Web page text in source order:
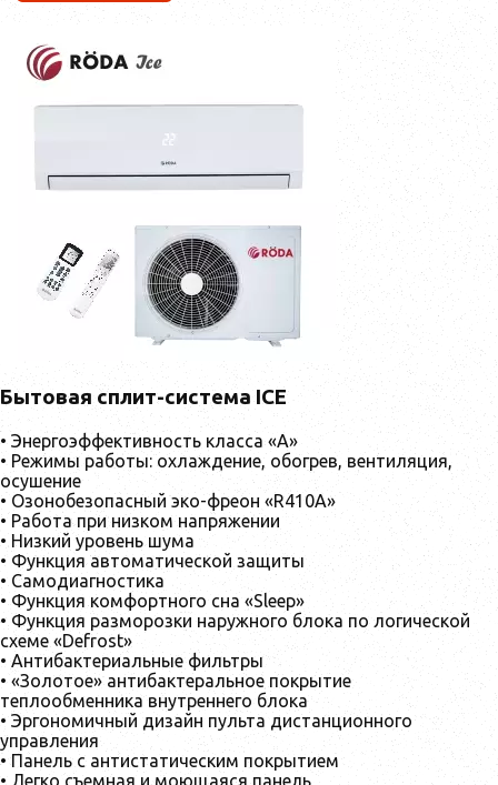
Бытовая сплит-система ICE
• Энергоэффективность класса «А»
• Режимы работы: охлаждение, обогрев, вентиляция,
осушение
• Озонобезопасный эко-фреон «R410А»
• Работа при низком напряжении
• Низкий уровень шума
• Функция автоматической защиты
• Самодиагностика
• Функция комфортного сна «Sleep»
• Функция разморозки наружного блока по логической
схеме «Defrost»
• Антибактериальные фильтры
• «Золотое» антибактеральное покрытие
теплообменника внутреннего блока
• Эргономичный дизайн пульта дистанционного
управления
• Панель с антистатическим покрытием
• Легко съемная и моющаяся панель